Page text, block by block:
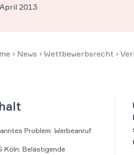
2013
› News › Wettbewerbsrecht ›
Problem: Werbeanruf
Köln: Belästigende